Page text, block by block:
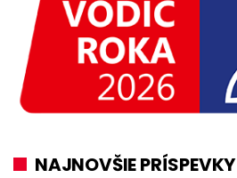
NAJNOVŠIE PRÍSPEVKY